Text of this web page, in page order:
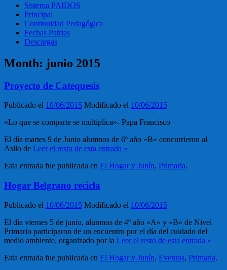
Sistema PAIDOS
Principal
Continuidad Pedagógica
Fechas Patrias
Descargas
Month: junio 2015
Proyecto de Catequesis
Publicado el 10/06/2015 Modificado el 10/06/2015
«Lo que se comparte se multiplica»- Papa Francisco
El día martes 9 de Junio alumnos de 6º año «B» concurrieron al
Asilo de Leer el resto de esta entrada »
Esta entrada fue publicada en El Hogar y Junín, Primaria.
Hogar Belgrano recicla
Publicado el 10/06/2015 Modificado el 10/06/2015
El día viernes 5 de junio, alumnos de 4º año «A» y «B» de Nivel
Primario participaron de un encuentro por el día del cuidado del
medio ambiente, organizado por la Leer el resto de esta entrada »
Esta entrada fue publicada en El Hogar y Junín, Eventos, Primaria.